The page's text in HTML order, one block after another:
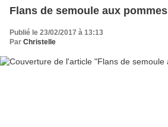
Flans de semoule aux pommes
Publié le 23/02/2017 à 13:13
Par Christelle